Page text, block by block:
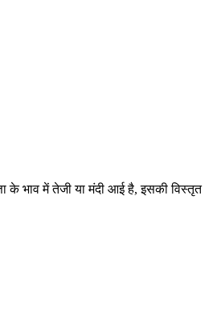
के भाव में तेजी या मंदी आई है, इसकी विस्तृत